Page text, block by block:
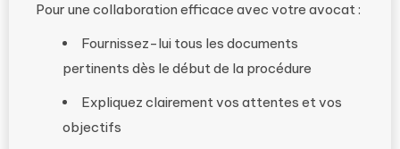
Pour une collaboration efficace avec votre avocat :
Fournissez-lui tous les documents
pertinents dès le début de la procédure
Expliquez clairement vos attentes et vos
objectifs